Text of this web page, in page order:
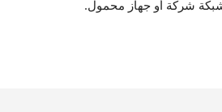
شبكة شركة أو جهاز محمول.